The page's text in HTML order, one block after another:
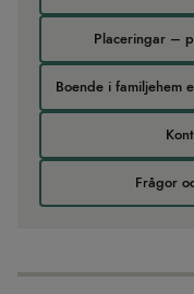
Placeringar –
Frågor